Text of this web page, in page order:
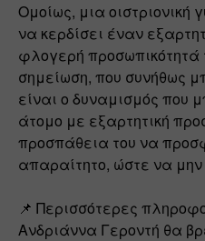
Ομοίως, μια οιστριονική
να κερδίσει έναν
φλογερή προσωπικότητά
σημείωση, που συνήθως
είναι ο δυναμισμός που
άτομο με εξαρτητική
προσπάθεια του να
απαραίτητο, ώστε να
📌 Περισσότερες
Ανδριάννα Γεροντή θα